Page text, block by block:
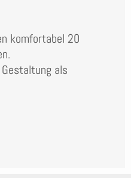
komfortabel 20
als